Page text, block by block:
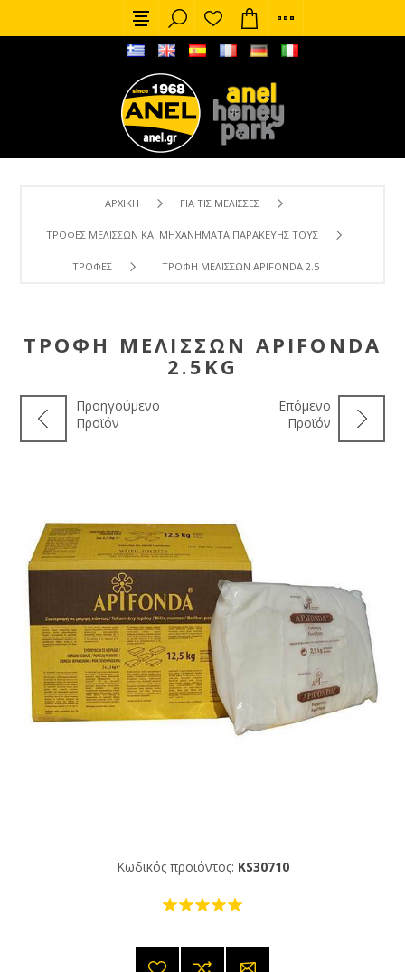
ΑΡΧΙΚΉ ΓΙΑ ΤΙΣ ΜΈΛΙΣΣΕΣ
ΤΡΟΦΈΣ ΜΕΛΙΣΣΏΝ ΚΑΙ ΜΗΧΑΝΉΜΑΤΑ ΠΑΡΑΚΕΥΉΣ ΤΟΥΣ
ΤΡΟΦΈΣ ΤΡΟΦΉ ΜΕΛΙΣΣΏΝ APIFONDA 2.5KG
ΤΡΟΦΉ ΜΕΛΙΣΣΏΝ APIFONDA
2.5KG
Προηγούμενο
Προϊόν
Επόμενο
Προϊόν
Κωδικός προϊόντος: KS30710